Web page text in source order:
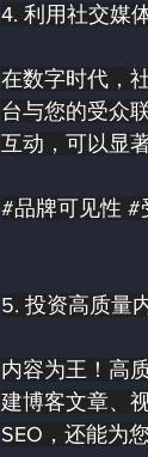
4. 利用社交媒
在数字时代，
台与您的受众
互动，可以显
#品牌可见性 #
5. 投资高质量
内容为王！高
建博客文章、
SEO，还能为